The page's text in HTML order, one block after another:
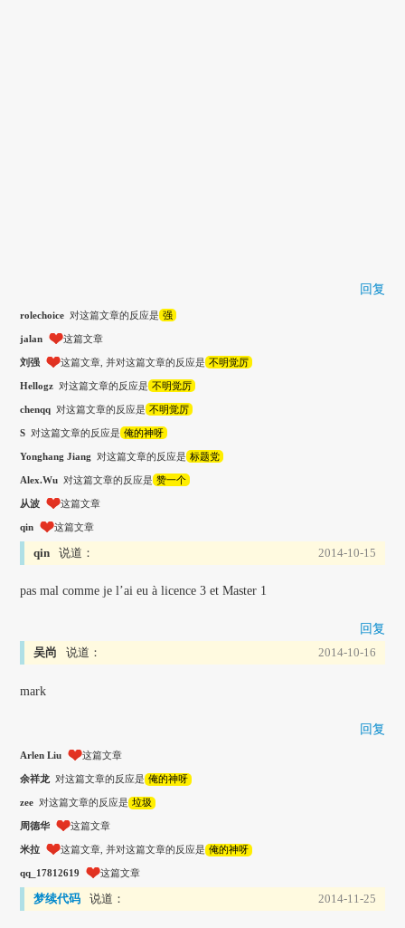
回复
rolechoice 对这篇文章的反应是 强
jalan 这篇文章
刘强 这篇文章, 并对这篇文章的反应是 不明觉厉
Hellogz 对这篇文章的反应是 不明觉厉
chenqq 对这篇文章的反应是 不明觉厉
S 对这篇文章的反应是 俺的神呀
Yonghang Jiang 对这篇文章的反应是 标题党
Alex.Wu 对这篇文章的反应是 赞一个
从波 这篇文章
qin 这篇文章
qin 说道： 2014-10-15
pas mal comme je l’ai eu à licence 3 et Master 1
回复
吴尚 说道： 2014-10-16
mark
回复
Arlen Liu 这篇文章
余祥龙 对这篇文章的反应是 俺的神呀
zee 对这篇文章的反应是 垃圾
周德华 这篇文章
米拉 这篇文章, 并对这篇文章的反应是 俺的神呀
qq_17812619 这篇文章
梦续代码 说道： 2014-11-25